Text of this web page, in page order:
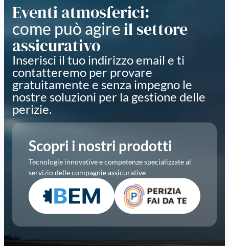
Eventi atmosferici:
come può agireil settore
assicurativo
Inserisci il tuo indirizzo email e ti
contatteremo per provare
gratuitamente e senza impegno le
nostre soluzioni per la gestione delle
perizie.
Scopri i nostri prodotti
Tecnologie innovative e competenze specializzate al
servizio delle compagnie assicurative